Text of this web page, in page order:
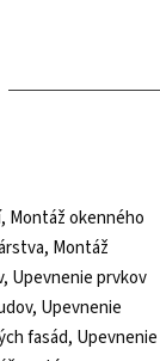
Montáž okenného
Montáž
Upevnenie prvkov
Upevnenie
fasád, Upevnenie